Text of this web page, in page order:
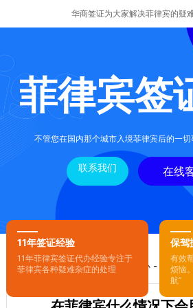
华商签证为大家解决菲律宾的疑
菲律宾签
不管您在国内那个城市入境菲律宾后的一
联系我们 在线
11年签证经验
11年菲律宾签证代办经验专注于
菲律宾各种疑难杂症的处理
保驾
有效
烦恼
航”
您的位置：首页-菲律宾签证代办- 正文